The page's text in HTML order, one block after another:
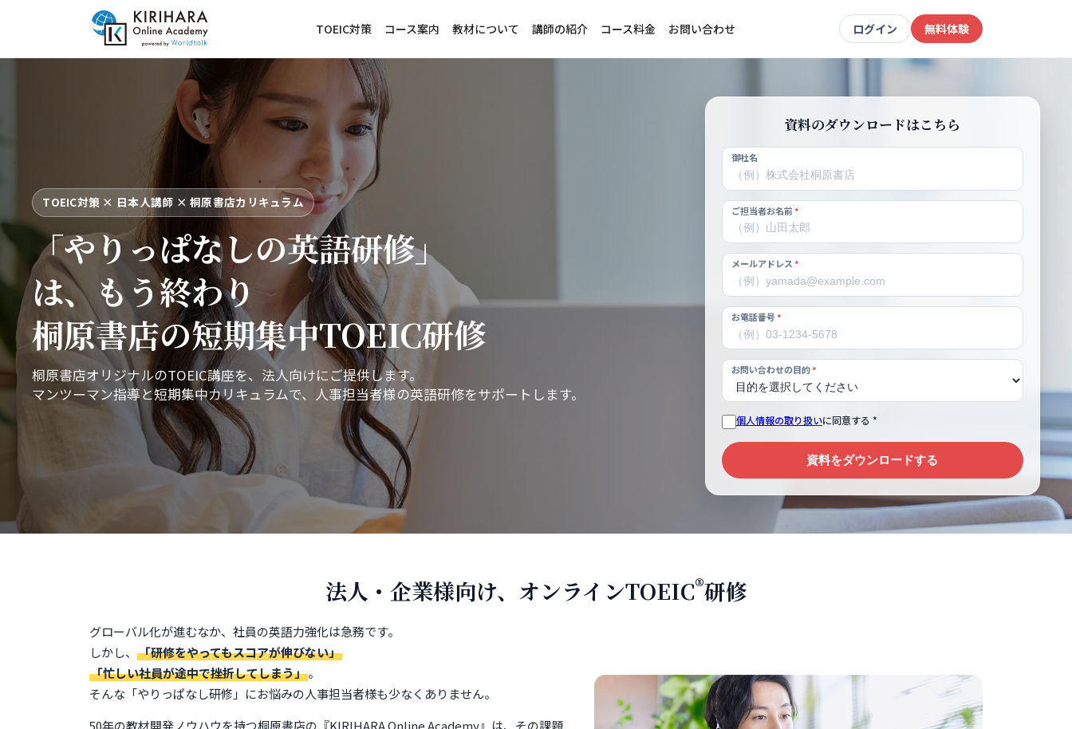
TOEIC対策 コース案内 教材について 講師の紹介 コース料金 お問い合わせ ログイン 無料体験
TOEIC対策 × 日本人講師 × 桐原書店カリキュラム
「やりっぱなしの英語研修」
は、もう終わり
桐原書店の短期集中TOEIC研修
桐原書店オリジナルのTOEIC講座を、法人向けにご提供します。
マンツーマン指導と短期集中カリキュラムで、人事担当者様の英語研修をサポートします。
資料のダウンロードはこちら
御社名
ご担当者お名前*
メールアドレス*
お電話番号*
お問い合わせの目的*
個人情報の取り扱いに同意する *
資料をダウンロードする
法人・企業様向け、オンラインTOEIC®研修
グローバル化が進むなか、社員の英語力強化は急務です。
しかし、 「研修をやってもスコアが伸びない」
「忙しい社員が途中で挫折してしまう」。
そんな「やりっぱなし研修」にお悩みの人事担当者様も少なくありません。
50年の教材開発ノウハウを持つ桐原書店の『KIRIHARA Online Academy』は、その課題